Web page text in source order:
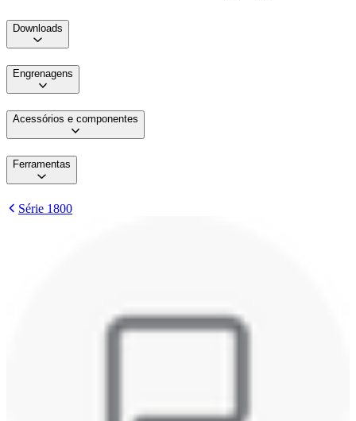
Downloads
Engrenagens
Acessórios e componentes
Ferramentas
Série 1800